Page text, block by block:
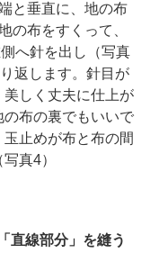
と垂直に、地の布
の布をすくって、
へ針を出し（写真
返します。針目が
しく丈夫に仕上が
布の裏でもいいで
止めが布と布の間
真4）
直線部分」を縫う